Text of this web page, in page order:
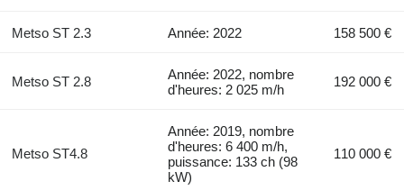
Metso ST 2.3 Année: 2022 158 500 €
Metso ST 2.8
Année: 2022, nombre
d'heures: 2 025 m/h
192 000 €
Metso ST4.8
Année: 2019, nombre
d'heures: 6 400 m/h,
puissance: 133 ch (98
kW)
110 000 €